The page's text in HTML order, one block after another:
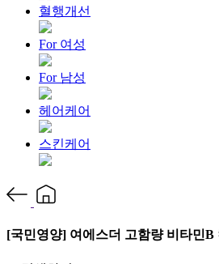
혈행개선
For 여성
For 남성
헤어케어
스킨케어
[국민영양] 여에스더 고함량 비타민B